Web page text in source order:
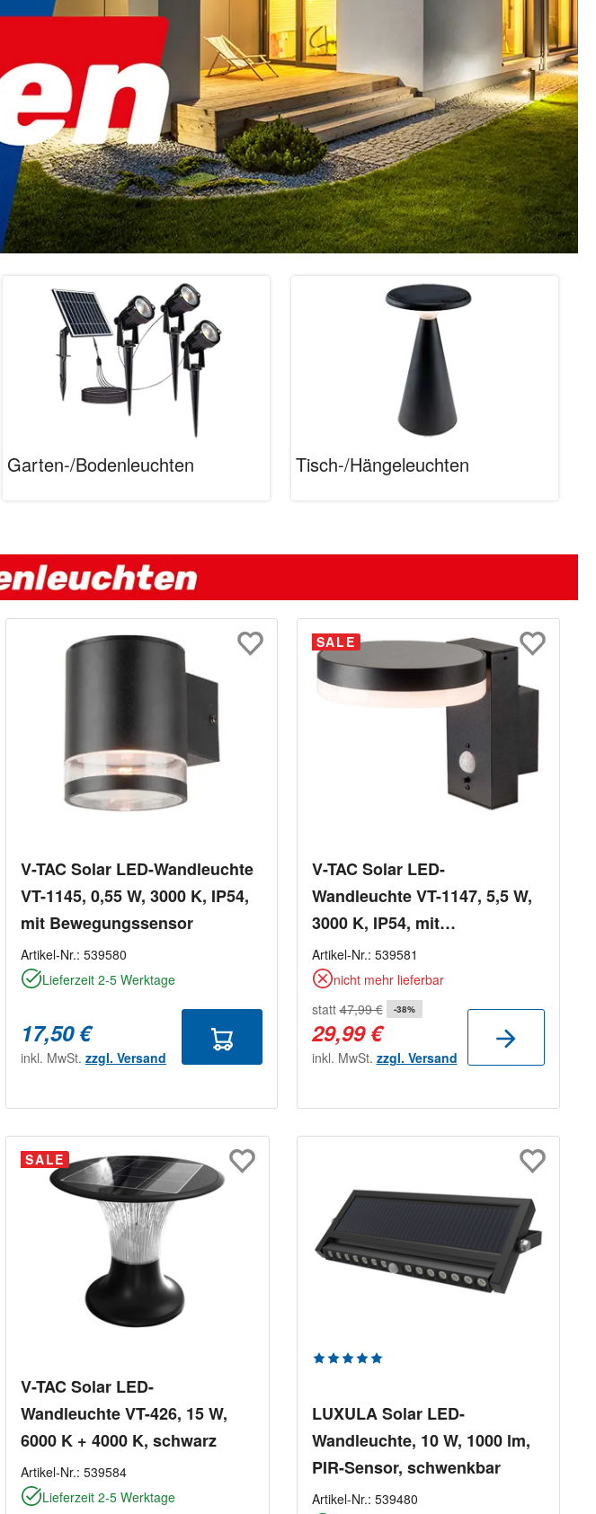
Garten-/Bodenleuchten Tisch-/Hängeleuchten
V-TAC Solar LED-Wandleuchte
VT-1145, 0,55 W, 3000 K, IP54,
mit Bewegungssensor
Artikel-Nr.: 539580
Lieferzeit 2-5 Werktage
17,50 €
inkl. MwSt. zzgl. Versand
SALE
V-TAC Solar LED-
Wandleuchte VT-1147, 5,5 W,
3000 K, IP54, mit
Bewegungssensor
Artikel-Nr.: 539581
nicht mehr lieferbar
statt 47,99 € -38%
29,99 €
inkl. MwSt. zzgl. Versand
Sternen
SALE
V-TAC Solar LED-
Wandleuchte VT-426, 15 W,
6000 K + 4000 K, schwarz
Artikel-Nr.: 539584
Lieferzeit 2-5 Werktage
Durchschnittliche Bewertung von 5
LUXULA Solar LED-
Wandleuchte, 10 W, 1000 lm,
PIR-Sensor, schwenkbar
Artikel-Nr.: 539480